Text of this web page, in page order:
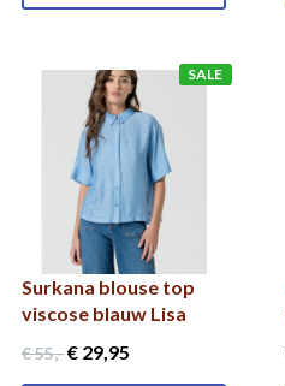
SALE
Surkana blouse top
viscose blauw Lisa
€ 55,-€ 29 ,95